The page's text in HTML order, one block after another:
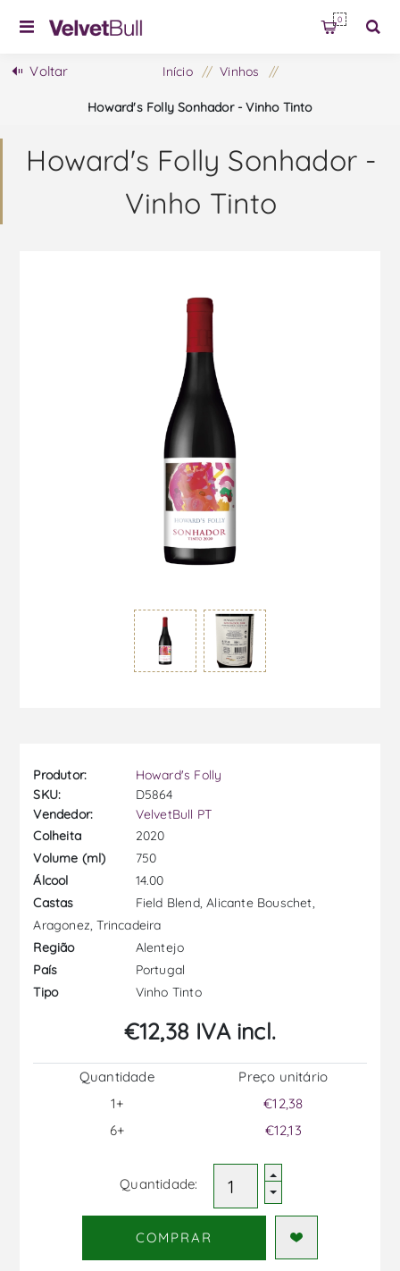
0
Voltar Início / Vinhos /
Howard's Folly Sonhador - Vinho Tinto
Howard's Folly Sonhador -
Vinho Tinto
Produtor:
Howard's Folly
SKU:
D5864
Vendedor:
VelvetBull PT
Colheita
2020
Volume (ml)
750
Álcool
14.00
Castas
Field Blend, Alicante Bouschet,
Aragonez, Trincadeira
Região
Alentejo
País
Portugal
Tipo
Vinho Tinto
€12,38 IVA incl.
Quantidade
1+
6+
Preço unitário
€12,38
€12,13
Quantidade:
COMPRAR